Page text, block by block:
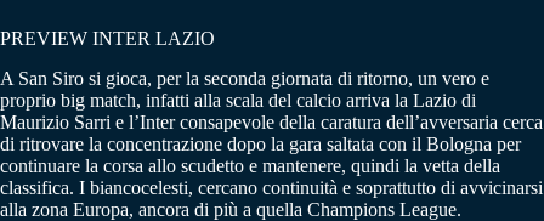
PREVIEW INTER LAZIO
A San Siro si gioca, per la seconda giornata di ritorno, un vero e
proprio big match, infatti alla scala del calcio arriva la Lazio di
Maurizio Sarri e l’Inter consapevole della caratura dell’avversaria cerca
di ritrovare la concentrazione dopo la gara saltata con il Bologna per
continuare la corsa allo scudetto e mantenere, quindi la vetta della
classifica. I biancocelesti, cercano continuità e soprattutto di avvicinarsi
alla zona Europa, ancora di più a quella Champions League.